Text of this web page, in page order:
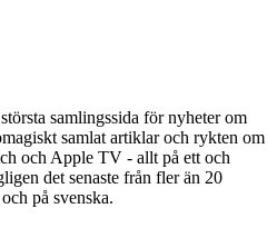
samlingssida för nyheter om
samlat artiklar och rykten om
och Apple TV - allt på ett och
det senaste från fler än 20
på svenska.